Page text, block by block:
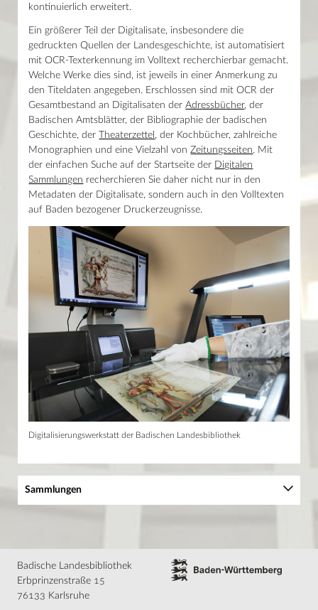
Service
Handschriften
Inkunabeln
Alte Drucke und Rara
Autographen und Nachlässe
Historische Karten
Digitalisierte Bestände
UNESCO-Weltdokumentenerbe Nibelungenlied
Aktuelles
News
Presse
Mein Konto
Glossar
Kontakt
kontinuierlich erweitert.
Ein größerer Teil der Digitalisate, insbesondere die
gedruckten Quellen der Landesgeschichte, ist automatisiert
mit OCR-Texterkennung im Volltext recherchierbar gemacht.
Welche Werke dies sind, ist jeweils in einer Anmerkung zu
den Titeldaten angegeben. Erschlossen sind mit OCR der
Gesamtbestand an Digitalisaten derAdressbücher, der
Badischen Amtsblätter, der Bibliographie der badischen
Geschichte, der
Theaterzettel , der Kochbücher, zahlreiche
Monographien und eine Vielzahl vonZeitungsseiten. Mit
der einfachen Suche auf der Startseite der Digitalen
Sammlungen recherchieren Sie daher nicht nur in den
Metadaten der Digitalisate, sondern auch in den Volltexten
auf Baden bezogener Druckerzeugnisse.
Digitalisierungswerkstatt der Badischen Landesbibliothek
Lesesaal Sammlungen
Wissenstor
Mo–Fr 9–22 Uhr / Sa–So 10–22 Uhr
Sammlungen
Adressbücher
Zeitungen
Biographien
Badische Landesbibliothek
Erbprinzenstraße 15
76133 Karlsruhe